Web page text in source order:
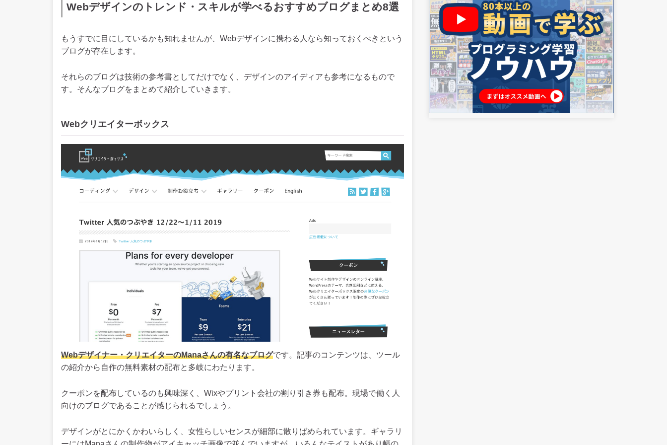
Webデザインのトレンド・スキルが学べるおすすめブログまとめ8選
もうすでに目にしているかも知れませんが、Webデザインに携わる人なら知っておくべきという
ブログが存在します。
それらのブログは技術の参考書としてだけでなく、デザインのアイディアも参考になるもので
す。そんなブログをまとめて紹介していきます。
Webクリエイターボックス
Webデザイナー・クリエイターのManaさんの有名なブログです。記事のコンテンツは、ツール
の紹介から自作の無料素材の配布と多岐にわたります。
クーポンを配布しているのも興味深く、Wixやプリント会社の割り引き券も配布。現場で働く人
向けのブログであることが感じられるでしょう。
デザインがとにかくかわいらしく、女性らしいセンスが細部に散りばめられています。ギャラリ